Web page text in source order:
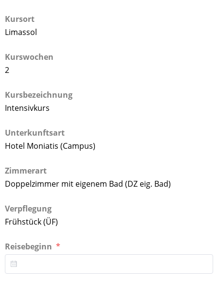
Kursort
Limassol
Kurswochen
2
Kursbezeichnung
Intensivkurs
Unterkunftsart
Hotel Moniatis (Campus)
Zimmerart
Doppelzimmer mit eigenem Bad (DZ eig. Bad)
Verpflegung
Frühstück (ÜF)
Reisebeginn